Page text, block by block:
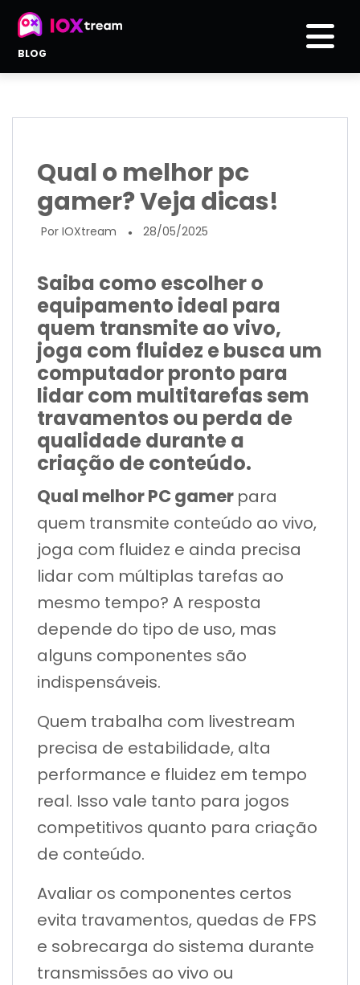
BLOG
Qual o melhor pc
gamer? Veja dicas!
Por IOXtream ● 28/05/2025
Saiba como escolher o
equipamento ideal para
quem transmite ao vivo,
joga com fluidez e busca um
computador pronto para
lidar com multitarefas sem
travamentos ou perda de
qualidade durante a
criação de conteúdo.
Qual melhor PC gamer para
quem transmite conteúdo ao vivo,
joga com fluidez e ainda precisa
lidar com múltiplas tarefas ao
mesmo tempo? A resposta
depende do tipo de uso, mas
alguns componentes são
indispensáveis.
Quem trabalha com livestream
precisa de estabilidade, alta
performance e fluidez em tempo
real. Isso vale tanto para jogos
competitivos quanto para criação
de conteúdo.
Avaliar os componentes certos
evita travamentos, quedas de FPS
e sobrecarga do sistema durante
transmissões ao vivo ou